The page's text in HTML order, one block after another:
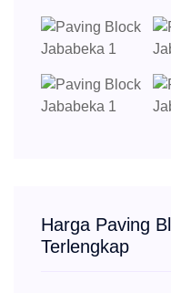
Harga Paving
Terlengkap